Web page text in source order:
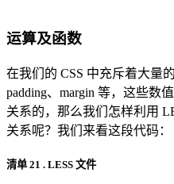
运算及函数
在我们的 CSS 中充斥着大量
padding、margin 等，这些数
关系的，那么我们怎样利用
关系呢？我们来看这段代码：
清单 21 . LESS 文件